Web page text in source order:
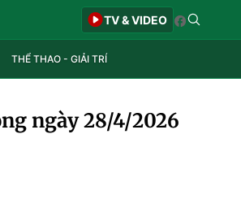
TV & VIDEO
THỂ THAO - GIẢI TRÍ
ngày 28/4/2026